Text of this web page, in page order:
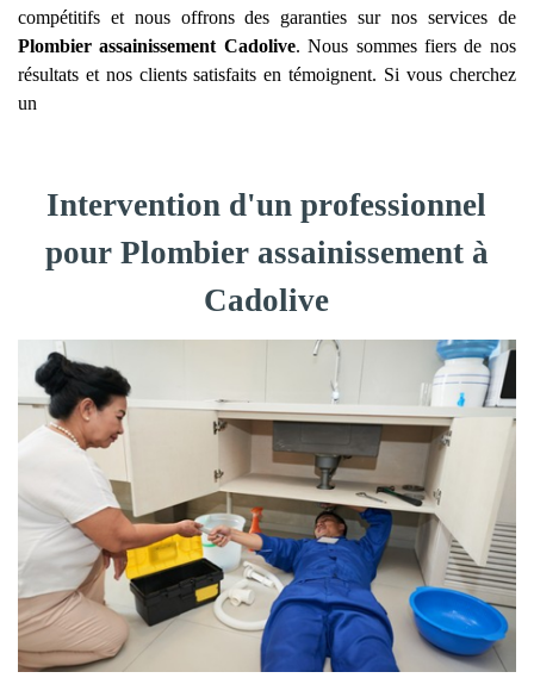
compétitifs et nous offrons des garanties sur nos services de
Plombier assainissement Cadolive. Nous sommes fiers de nos
résultats et nos clients satisfaits en témoignent. Si vous cherchez
un
Intervention d'un professionnel
pour Plombier assainissement à
Cadolive